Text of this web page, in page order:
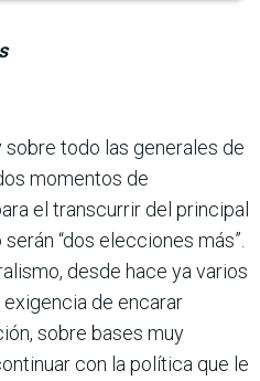
todo las generales de
momentos de
el transcurrir del principal
“dos elecciones más”.
desde hace ya varios
exigencia de encarar
sobre bases muy
con la política que le